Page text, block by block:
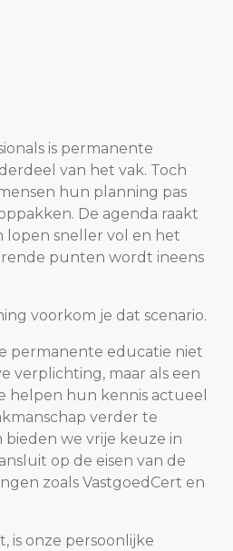
is permanente
van het vak. Toch
hun planning pas
De agenda raakt
lopen sneller vol en het
punten wordt ineens
voorkom je dat scenario.
permanente educatie niet
verplichting, maar als een
helpen hun kennis actueel
verder te
we vrije keuze in
op de eisen van de
zoals VastgoedCert en
is onze persoonlijke